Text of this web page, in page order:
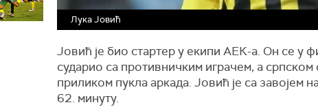
Лука Јовић
Јовић је био стартер у екипи АЕК-а. Он се у
сударио са противничким играчем, а српском
приликом пукла аркада. Јовић је са завојем
62. минуту.